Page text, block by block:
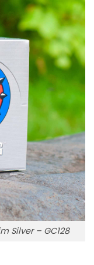
Silver – GC128